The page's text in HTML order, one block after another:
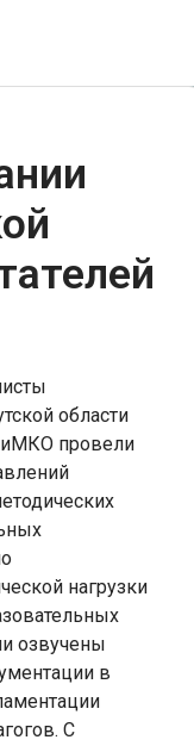
области
провели
нагрузки
озвучены
в
С